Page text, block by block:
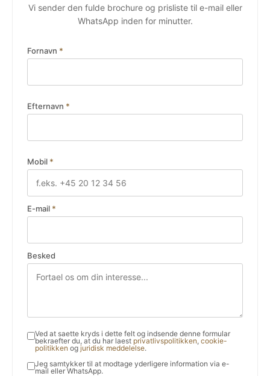
Vi sender den fulde brochure og prisliste til e-mail eller
WhatsApp inden for minutter.
Fornavn *
Efternavn *
Mobil *
E-mail *
Besked
Ved at saette kryds i dette felt og indsende denne formular
bekraefter du, at du har laest privatlivspolitikken, cookie-
politikken og juridisk meddelelse.
Jeg samtykker til at modtage yderligere information via e-
mail eller WhatsApp.